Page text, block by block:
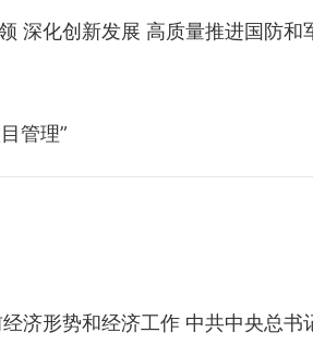
深化创新发展 高质量推进国防和
管理”
济形势和经济工作 中共中央总书